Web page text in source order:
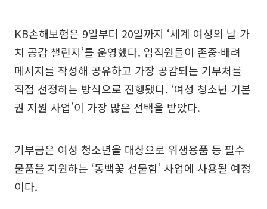
KB손해보험은 9일부터 20일까지 ‘세계 여성의 날 가
치 공감 챌린지’를 운영했다. 임직원들이 존중·배려
메시지를 작성해 공유하고 가장 공감되는 기부처를
직접 선정하는 방식으로 진행됐다. ‘여성 청소년 기본
권 지원 사업’이 가장 많은 선택을 받았다.
기부금은 여성 청소년을 대상으로 위생용품 등 필수
물품을 지원하는 ‘동백꽃 선물함’ 사업에 사용될 예정
이다.